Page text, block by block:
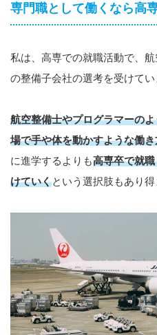
専門職として働くなら高
私は、高専での就職活動で、
の整備子会社の選考を受けてい
航空整備士やプログラマーの
場で手や体を動かすような働き
に進学するよりも高専卒で就
けていくという選択肢もあり得